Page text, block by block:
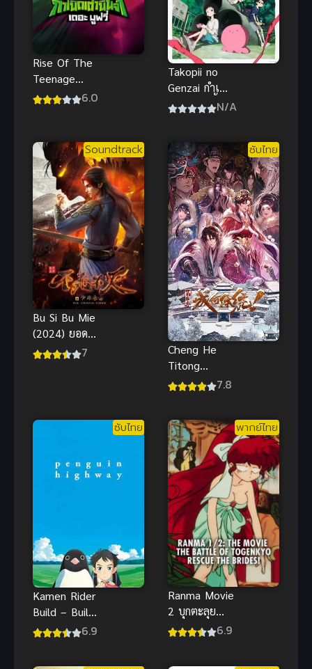
Rise Of The
Teenage
Mutant Ninja
ฟรีออนไลน์
6.0
Takopii no
Genzai กำเนิด
บาปทาโกปี้N/A
Soundtrack
Bu Si Bu Mie
(2024) ยอด
จอมยุทธ์ใคร
7
ซับไทย
Cheng He
Titong
Season 2
2 ซับไทย
ตอนล่าสุด
7.8
ซับไทย
Kamen Rider
Build – Build
New World6.9
พากย์ไทย
Ranma Movie
2 บุกตะลุย
พากย์ไทย รัน
6.9